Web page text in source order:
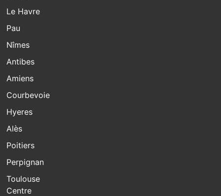
Le Havre
Pau
Nîmes
Antibes
Amiens
Courbevoie
Hyeres
Alès
Poitiers
Perpignan
Toulouse
Centre